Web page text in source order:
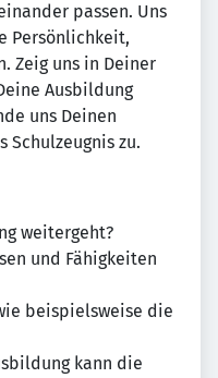
passen. Uns
Persönlichkeit,
Zeig uns in Deiner
Ausbildung
uns Deinen
Schulzeugnis zu.
weitergeht?
und Fähigkeiten
beispielsweise die
kann die